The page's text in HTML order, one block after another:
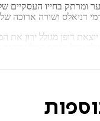
בחייו העסקיים של
דניאלס ושורה ארוכה
דופן מגולל ירון
של הבינה המלאכותית